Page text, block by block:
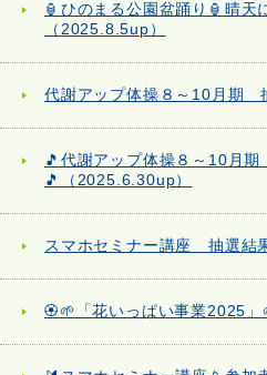
🏮ひのまる公園盆踊り🏮晴天
（2025.8.5up）
代謝アップ体操８～10月期
🎵代謝アップ体操８～10月
🎵（2025.6.30up）
スマホセミナー講座 抽選結
🏵️🌱「花いっぱい事業2025」